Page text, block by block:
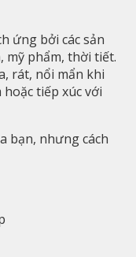
ứng bởi các sản
mỹ phẩm, thời tiết.
rát, nổi mẩn khi
tiếp xúc với
bạn, nhưng cách